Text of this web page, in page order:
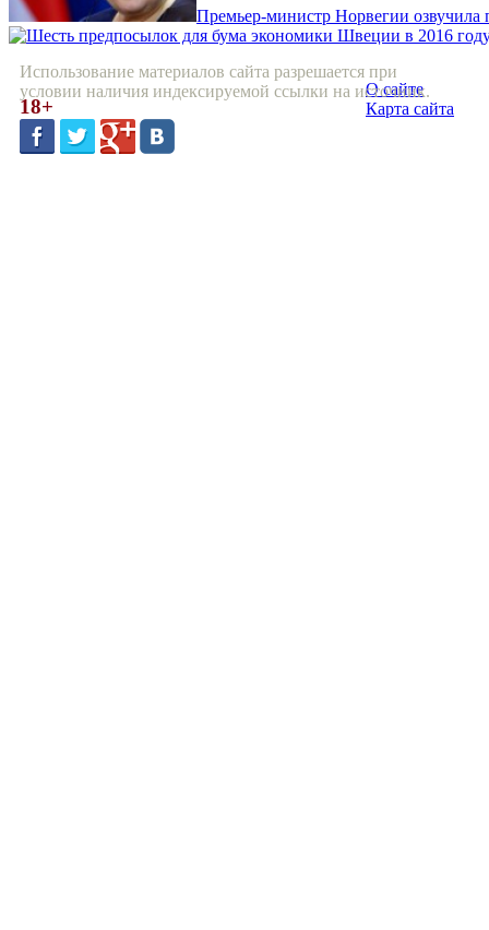
Премьер-министр Норвегии
Использование материалов сайта разрешается при
условии наличия индексируемой ссылки на источник.
18+
О сайте
Карта сайта